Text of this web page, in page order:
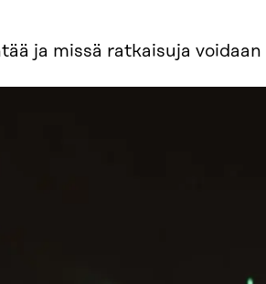
ja missä ratkaisuja